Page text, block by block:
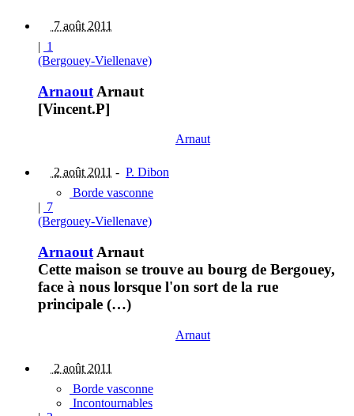
7 août 2011
| 1
(Bergouey-Viellenave)
Arnaout Arnaut
[Vincent.P]
Arnaut
2 août 2011 - P. Dibon
Borde vasconne
| 7
(Bergouey-Viellenave)
Arnaout Arnaut
Cette maison se trouve au bourg de Bergouey,
face à nous lorsque l'on sort de la rue
principale (…)
Arnaut
2 août 2011
Borde vasconne
Incontournables